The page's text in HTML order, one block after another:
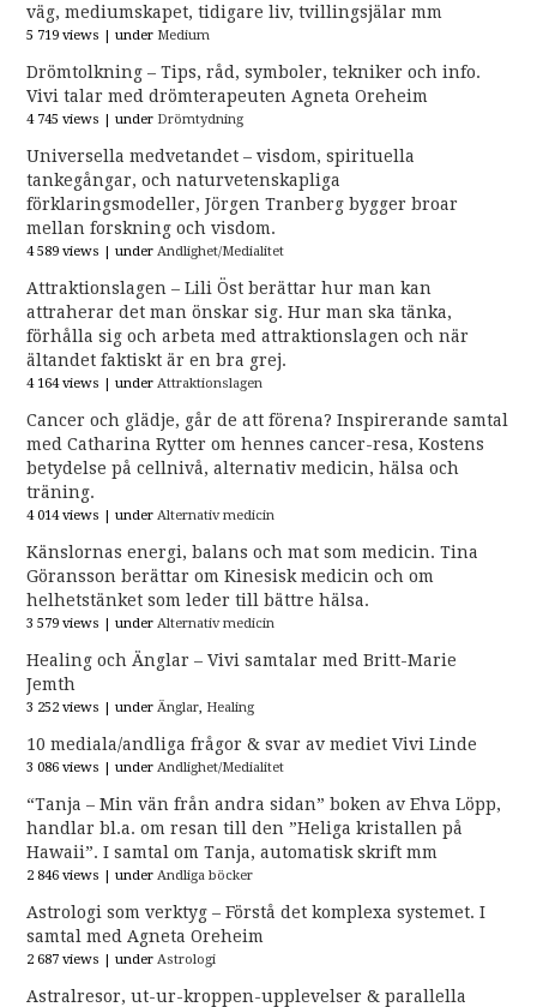
väg, mediumskapet, tidigare liv, tvillingsjälar mm
5 719 views |under Medium
Drömtolkning – Tips, råd, symboler, tekniker och info.
Vivi talar med drömterapeuten Agneta Oreheim
4 745 views |under Drömtydning
Universella medvetandet – visdom, spirituella
tankegångar, och naturvetenskapliga
förklaringsmodeller, Jörgen Tranberg bygger broar
mellan forskning och visdom.
4 589 views |under Andlighet/Medialitet
Attraktionslagen – Lili Öst berättar hur man kan
attraherar det man önskar sig. Hur man ska tänka,
förhålla sig och arbeta med attraktionslagen och när
ältandet faktiskt är en bra grej.
4 164 views |under Attraktionslagen
Cancer och glädje, går de att förena? Inspirerande samtal
med Catharina Rytter om hennes cancer-resa, Kostens
betydelse på cellnivå, alternativ medicin, hälsa och
träning.
4 014 views |under Alternativ medicin
Känslornas energi, balans och mat som medicin. Tina
Göransson berättar om Kinesisk medicin och om
helhetstänket som leder till bättre hälsa.
3 579 views |under Alternativ medicin
Healing och Änglar – Vivi samtalar med Britt-Marie
Jemth
3 252 views |under Änglar Healing
10 mediala/andliga frågor & svar av mediet Vivi Linde
3 086 views |under Andlighet/Medialitet
“Tanja – Min vän från andra sidan” boken av Ehva Löpp,
handlar bl.a. om resan till den ”Heliga kristallen på
Hawaii”. I samtal om Tanja, automatisk skrift mm
2 846 views |under Andliga böcker
Astrologi som verktyg – Förstå det komplexa systemet. I
samtal med Agneta Oreheim
2 687 views |under Astrologi
Astralresor, ut-ur-kroppen-upplevelser & parallella